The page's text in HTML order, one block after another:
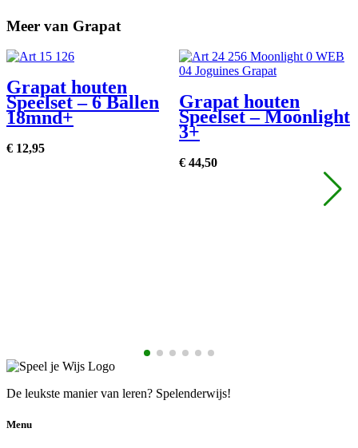
Meer van Grapat
Grapat houten
Speelset – 6 Ballen
18mnd+
€ 12,95
Grapat houten
Speelset – Moonlight
3+
€ 44,50
De leukste manier van leren? Spelenderwijs!
Menu